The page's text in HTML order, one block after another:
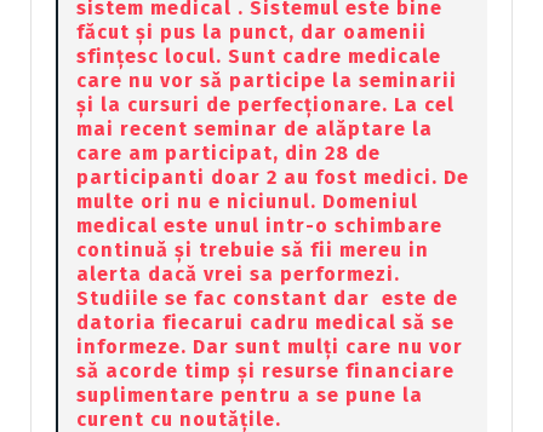
sistem medical . Sistemul este bine
făcut și pus la punct, dar oamenii
sfințesc locul. Sunt cadre medicale
care nu vor să participe la seminarii
și la cursuri de perfecționare. La cel
mai recent seminar de alăptare la
care am participat, din 28 de
participanti doar 2 au fost medici. De
multe ori nu e niciunul. Domeniul
medical este unul intr-o schimbare
continuă și trebuie să fii mereu in
alerta dacă vrei sa performezi.
Studiile se fac constant dar este de
datoria fiecarui cadru medical să se
informeze. Dar sunt mulți care nu vor
să acorde timp și resurse financiare
suplimentare pentru a se pune la
curent cu noutățile.